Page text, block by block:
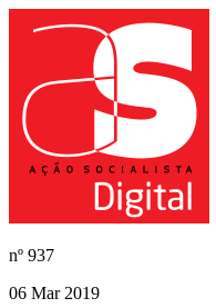
nº 937
06 Mar 2019